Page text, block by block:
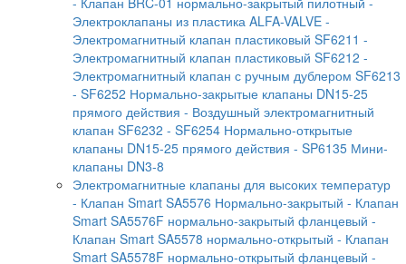
Электроклапаны из пластика ALFA-VALVE -
Электромагнитный клапан пластиковый SF6211 -
Электромагнитный клапан пластиковый SF6212 -
Электромагнитный клапан с ручным дублером SF6213
- SF6252 Нормально-закрытые клапаны DN15-25
прямого действия - Воздушный электромагнитный
клапан SF6232 - SF6254 Нормально-открытые
клапаны DN15-25 прямого действия - SP6135 Мини-
клапаны DN3-8
Электромагнитные клапаны для высоких температур
- Клапан Smart SA5576 Нормально-закрытый - Клапан
Smart SA5576F нормально-закрытый фланцевый -
Клапан Smart SA5578 нормально-открытый - Клапан
Smart SA5578F нормально-открытый фланцевый -